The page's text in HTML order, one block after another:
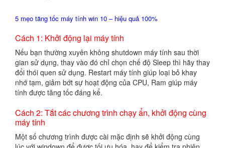
5 mẹo tăng tốc máy tính win 10 – hiệu quả 100%
Cách 1: Khởi động lại máy tính
Nếu bạn thường xuyên không shutdown máy tính sau thời
gian sử dụng, thay vào đó chỉ chọn chế độ Sleep thì hãy thay
đổi thói quen sử dụng. Restart máy tính giúp loại bỏ khay
nhớ tạm, giảm bớt sự hoạt động của CPU, Ram giúp máy
tính được tăng tốc đáng kể.
Cách 2: Tắt các chương trình chạy ẩn, khởi động cùng
máy tính
Một số chương trình được cài mặc định sẽ khởi động cùng